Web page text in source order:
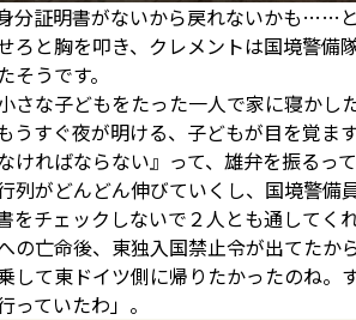
分証明書がないから戻れないかも……
ろと胸を叩き、クレメントは国境警備
そうです。
さな子どもをたった一人で家に寝かし
うすぐ夜が明ける、子どもが目を覚ま
ければならない』って、雄弁を振るっ
列がどんどん伸びていくし、国境警備
をチェックしないで２人とも通してく
の亡命後、東独入国禁止令が出てたか
して東ドイツ側に帰りたかったのね。
っていたわ」。